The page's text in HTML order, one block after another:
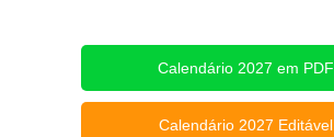
Calendário 2027 em PDF
Calendário 2027 Editável